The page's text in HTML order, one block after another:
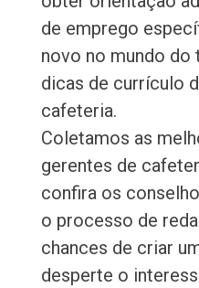
de emprego
novo no mundo do
dicas de currículo
cafeteria.
Coletamos as
gerentes de
confira os
o processo de
chances de criar
desperte o